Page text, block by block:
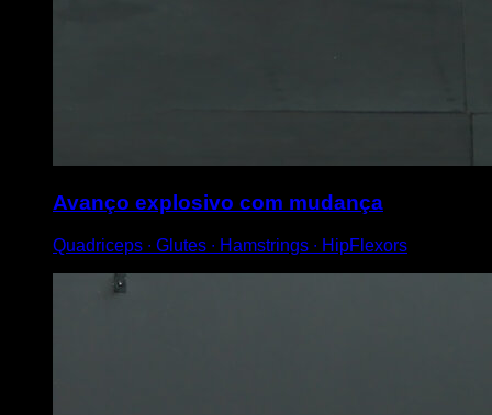
Avanço explosivo com mudança
Quadriceps ∙ Glutes ∙ Hamstrings ∙ HipFlexors